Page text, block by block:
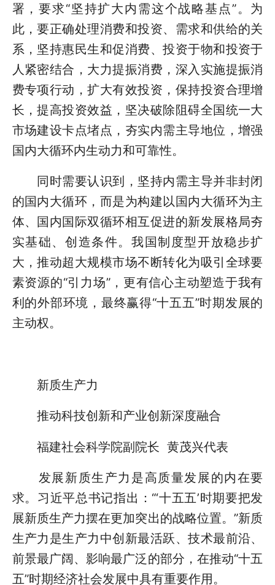
署，要求“坚持扩大内需这个战略基点”。为
此，要正确处理消费和投资、需求和供给的关
系，坚持惠民生和促消费、投资于物和投资于
人紧密结合，大力提振消费，深入实施提振消
费专项行动，扩大有效投资，保持投资合理增
长，提高投资效益，坚决破除阻碍全国统一大
市场建设卡点堵点，夯实内需主导地位，增强
国内大循环内生动力和可靠性。
同时需要认识到，坚持内需主导并非封闭
的国内大循环，而是为构建以国内大循环为主
体、国内国际双循环相互促进的新发展格局夯
实基础、创造条件。我国制度型开放稳步扩
大，推动超大规模市场不断转化为吸引全球要
素资源的“引力场”，更有信心主动塑造于我有
利的外部环境，最终赢得“十五五”时期发展的
主动权。
新质生产力
推动科技创新和产业创新深度融合
福建社会科学院副院长 黄茂兴代表
发展新质生产力是高质量发展的内在要
求。习近平总书记指出：“‘十五五’时期要把发
展新质生产力摆在更加突出的战略位置。”新质
生产力是生产力中创新最活跃、技术最前沿、
前景最广阔、影响最广泛的部分，在推动“十五
五”时期经济社会发展中具有重要作用。